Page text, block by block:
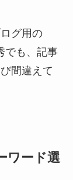
グ用の
でも、記事
間違えて
ワード選